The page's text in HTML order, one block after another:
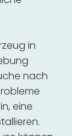
in
nach
eine